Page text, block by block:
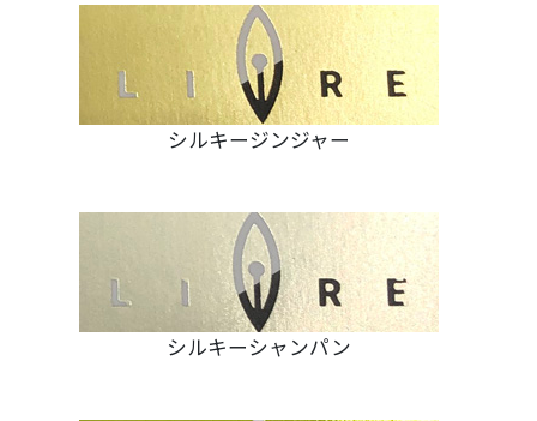
シルキージンジャー
シルキーシャンパン